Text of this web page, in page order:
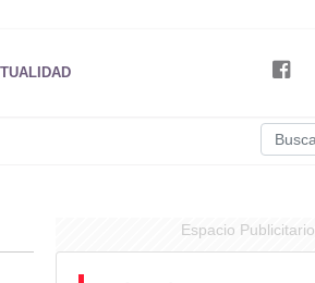
Espacio Publicitario